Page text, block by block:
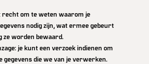
recht om te weten waarom je
nodig zijn, wat ermee gebeurt
ze worden bewaard.
je kunt een verzoek indienen om
gegevens die we van je verwerken.